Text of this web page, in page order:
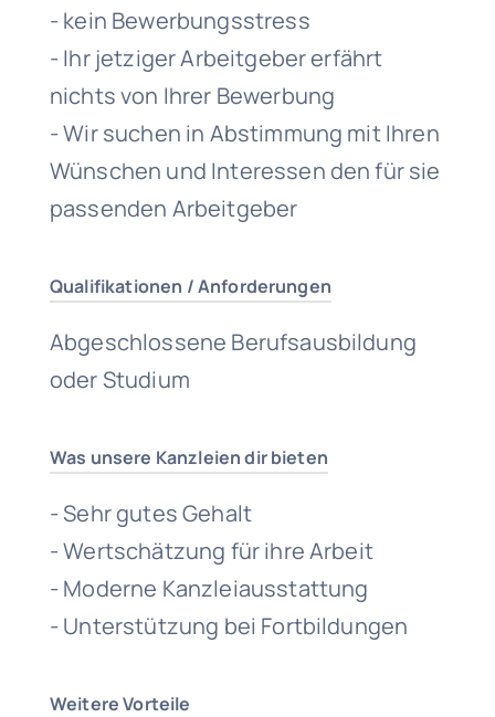
- kein Bewerbungsstress
- Ihr jetziger Arbeitgeber erfährt
nichts von Ihrer Bewerbung
- Wir suchen in Abstimmung mit Ihren
Wünschen und Interessen den für sie
passenden Arbeitgeber
Qualifikationen / Anforderungen
Abgeschlossene Berufsausbildung
oder Studium
Was unsere Kanzleien dir bieten
- Sehr gutes Gehalt
- Wertschätzung für ihre Arbeit
- Moderne Kanzleiausstattung
- Unterstützung bei Fortbildungen
Weitere Vorteile